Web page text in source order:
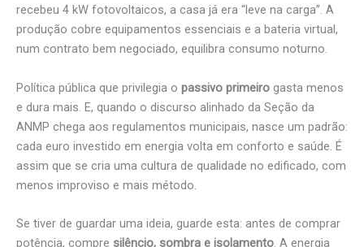
recebeu 4 kW fotovoltaicos, a casa já era “leve na carga”. A
produção cobre equipamentos essenciais e a bateria virtual,
num contrato bem negociado, equilibra consumo noturno.
Política pública que privilegia o passivo primeiro gasta menos
e dura mais. E, quando o discurso alinhado da Seção da
ANMP chega aos regulamentos municipais, nasce um padrão:
cada euro investido em energia volta em conforto e saúde. É
assim que se cria uma cultura de qualidade no edificado, com
menos improviso e mais método.
Se tiver de guardar uma ideia, guarde esta: antes de comprar
potência, compre silêncio, sombra e isolamento. A energia